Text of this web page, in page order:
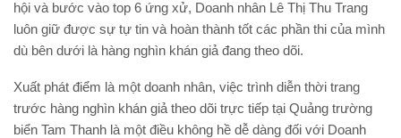
hội và bước vào top 6 ứng xử, Doanh nhân Lê Thị Thu Trang
luôn giữ được sự tự tin và hoàn thành tốt các phần thi của mình
dù bên dưới là hàng nghìn khán giả đang theo dõi.
Xuất phát điểm là một doanh nhân, việc trình diễn thời trang
trước hàng nghìn khán giả theo dõi trực tiếp tại Quảng trường
biển Tam Thanh là một điều không hề dễ dàng đối với Doanh